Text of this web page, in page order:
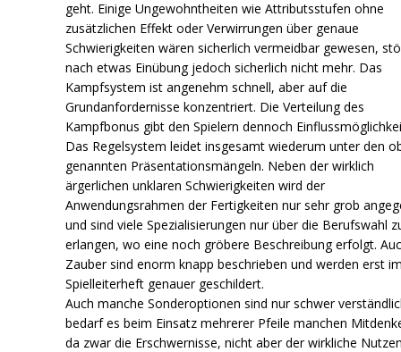
geht. Einige Ungewohntheiten wie Attributsstufen ohne
zusätzlichen Effekt oder Verwirrungen über genaue
Schwierigkeiten wären sicherlich vermeidbar gewesen,
nach etwas Einübung jedoch sicherlich nicht mehr. Das
Kampfsystem ist angenehm schnell, aber auf die
Grundanfordernisse konzentriert. Die Verteilung des
Kampfbonus gibt den Spielern dennoch
Das Regelsystem leidet insgesamt wiederum unter den
genannten Präsentationsmängeln. Neben der wirklich
ärgerlichen unklaren Schwierigkeiten wird der
Anwendungsrahmen der Fertigkeiten nur sehr grob
und sind viele Spezialisierungen nur über die Berufswahl
erlangen, wo eine noch gröbere Beschreibung erfolgt.
Zauber sind enorm knapp beschrieben und werden erst
Spielleiterheft genauer geschildert.
Auch manche Sonderoptionen sind nur schwer
bedarf es beim Einsatz mehrerer Pfeile manchen
da zwar die Erschwernisse, nicht aber der wirkliche